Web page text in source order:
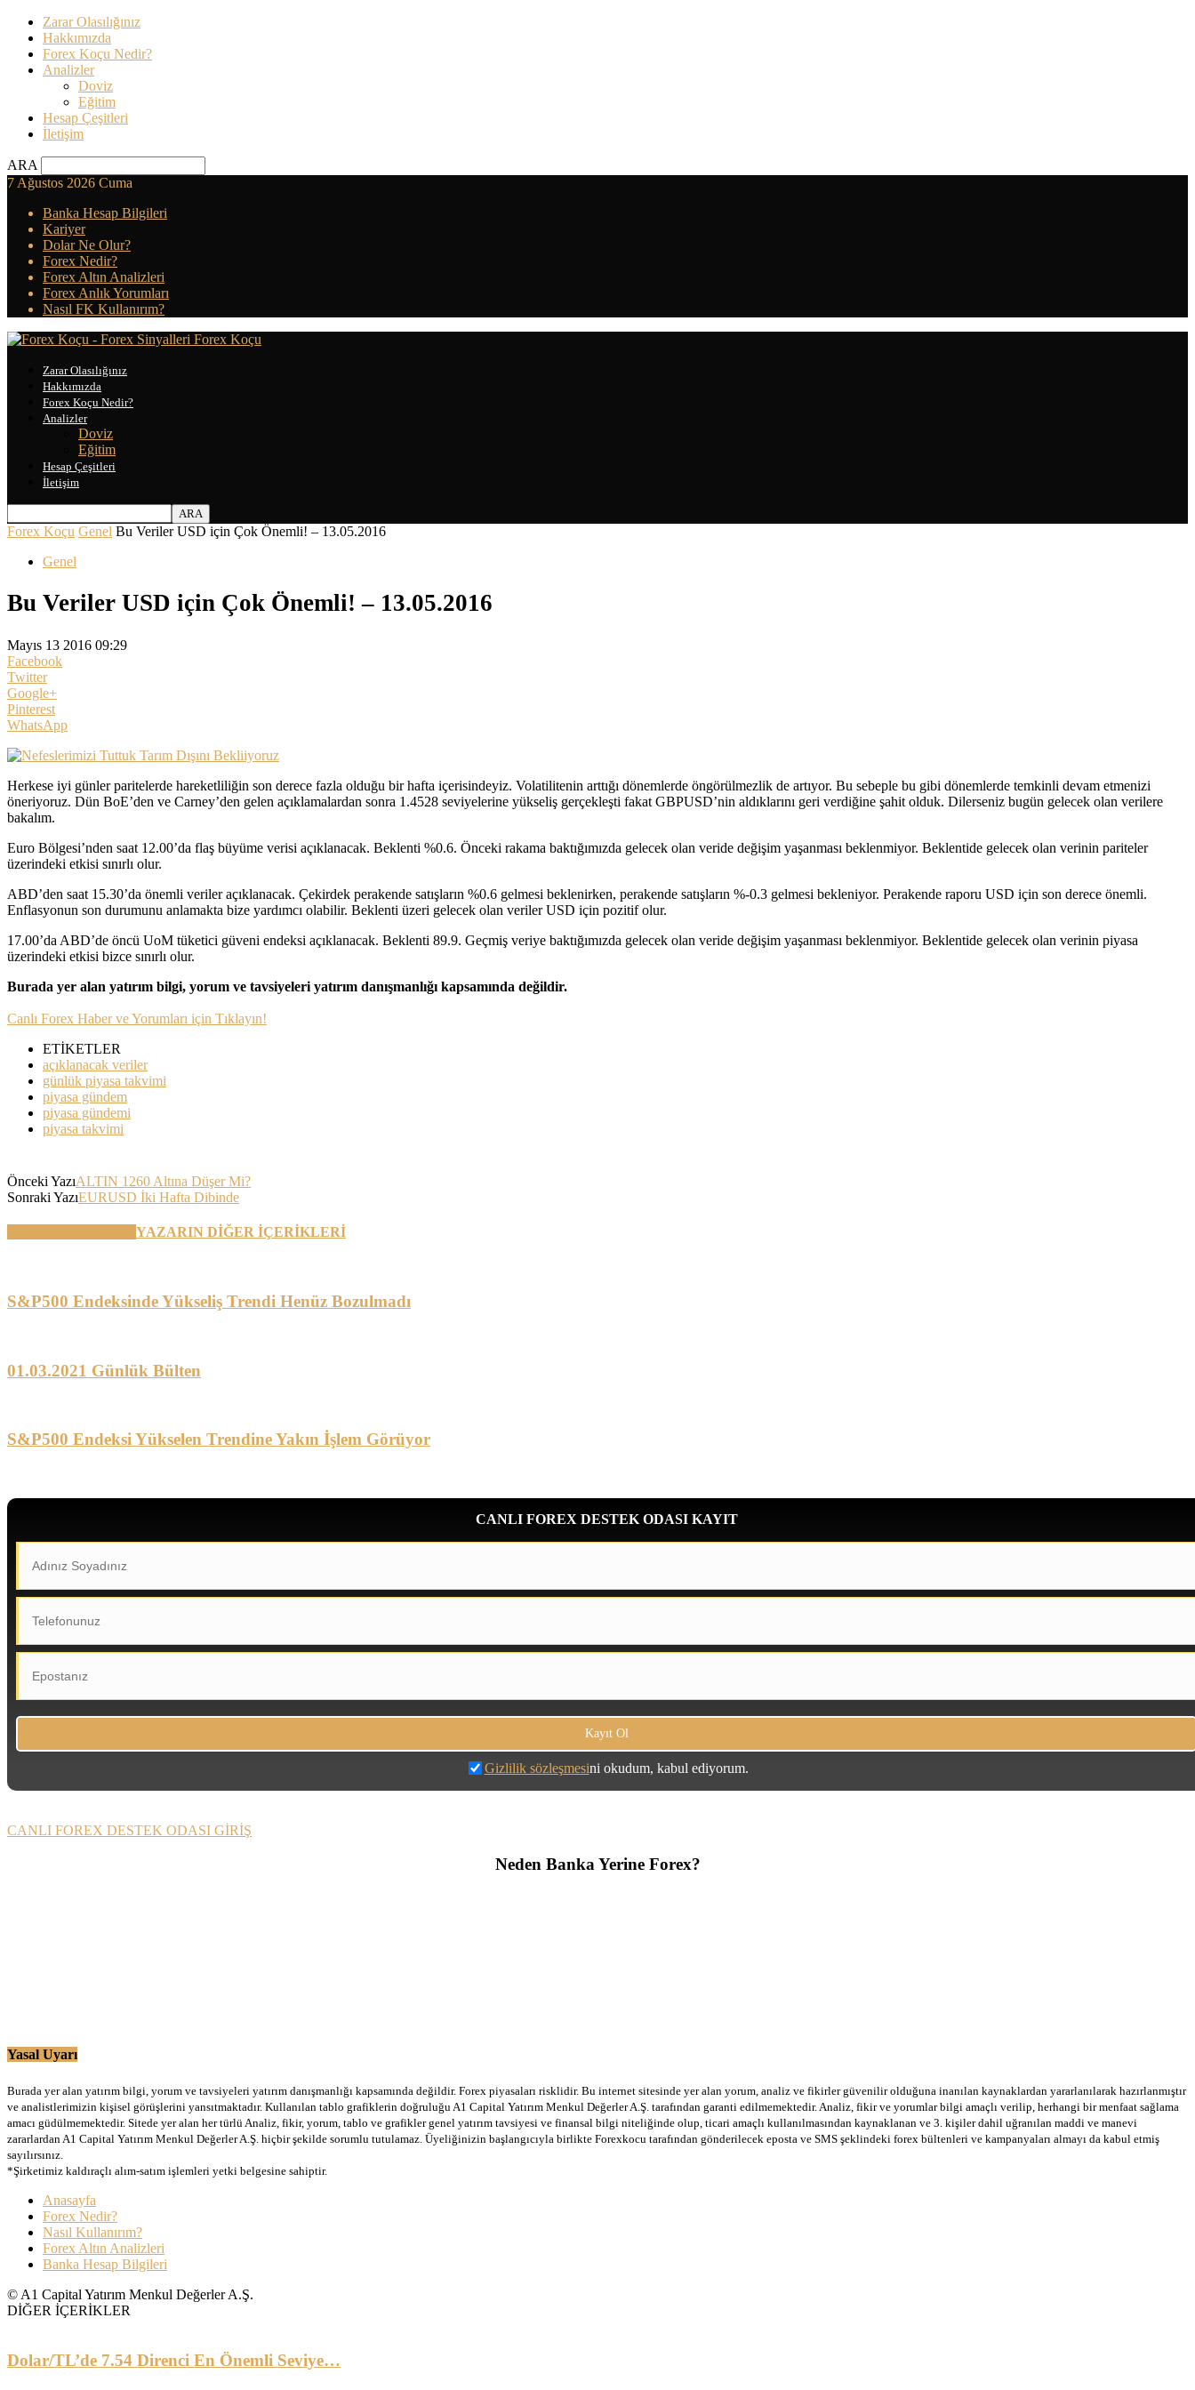
Zarar Olasılığınız
Hakkımızda
Forex Koçu Nedir?
Analizler
Doviz
Eğitim
Hesap Çeşitleri
İletişim
ARA
7 Ağustos 2026 Cuma
Banka Hesap Bilgileri
Kariyer
Dolar Ne Olur?
Forex Nedir?
Forex Altın Analizleri
Forex Anlık Yorumları
Nasıl FK Kullanırım?
Forex Koçu
Zarar Olasılığınız
Hakkımızda
Forex Koçu Nedir?
Analizler
Doviz
Eğitim
Hesap Çeşitleri
İletişim
Forex Koçu Genel Bu Veriler USD için Çok Önemli! – 13.05.2016
Genel
Bu Veriler USD için Çok Önemli! – 13.05.2016
Mayıs 13 2016 09:29
Facebook
Twitter
Google+
Pinterest
WhatsApp
Herkese iyi günler paritelerde hareketliliğin son derece fazla olduğu bir hafta içerisindeyiz. Volatilitenin arttığı dönemlerde öngörülmezlik de artıyor. Bu sebeple bu gibi dönemlerde temkinli devam etmenizi
öneriyoruz. Dün BoE’den ve Carney’den gelen açıklamalardan sonra 1.4528 seviyelerine yükseliş gerçekleşti fakat GBPUSD’nin aldıklarını geri verdiğine şahit olduk. Dilerseniz bugün gelecek olan verilere
bakalım.
Euro Bölgesi’nden saat 12.00’da flaş büyüme verisi açıklanacak. Beklenti %0.6. Önceki rakama baktığımızda gelecek olan veride değişim yaşanması beklenmiyor. Beklentide gelecek olan verinin pariteler
üzerindeki etkisi sınırlı olur.
ABD’den saat 15.30’da önemli veriler açıklanacak. Çekirdek perakende satışların %0.6 gelmesi beklenirken, perakende satışların %-0.3 gelmesi bekleniyor. Perakende raporu USD için son derece önemli.
Enflasyonun son durumunu anlamakta bize yardımcı olabilir. Beklenti üzeri gelecek olan veriler USD için pozitif olur.
17.00’da ABD’de öncü UoM tüketici güveni endeksi açıklanacak. Beklenti 89.9. Geçmiş veriye baktığımızda gelecek olan veride değişim yaşanması beklenmiyor. Beklentide gelecek olan verinin piyasa
üzerindeki etkisi bizce sınırlı olur.
Burada yer alan yatırım bilgi, yorum ve tavsiyeleri yatırım danışmanlığı kapsamında değildir.
Canlı Forex Haber ve Yorumları için Tıklayın!
ETİKETLER
açıklanacak veriler
günlük piyasa takvimi
piyasa gündem
piyasa gündemi
piyasa takvimi
Önceki YazıALTIN 1260 Altına Düşer Mi?
Sonraki YazıEURUSD İki Hafta Dibinde
YAZARIN DİĞER İÇERİKLERİ
S&P500 Endeksinde Yükseliş Trendi Henüz Bozulmadı
01.03.2021 Günlük Bülten
S&P500 Endeksi Yükselen Trendine Yakın İşlem Görüyor
CANLI FOREX DESTEK ODASI KAYIT
Gizlilik sözleşmesini okudum, kabul ediyorum.
CANLI FOREX DESTEK ODASI GİRİŞ
Neden Banka Yerine Forex?
Yasal Uyarı
Burada yer alan yatırım bilgi, yorum ve tavsiyeleri yatırım danışmanlığı kapsamında değildir. Forex piyasaları risklidir. Bu internet sitesinde yer alan yorum, analiz ve fikirler güvenilir olduğuna inanılan kaynaklardan yararlanılarak hazırlanmıştır
ve analistlerimizin kişisel görüşlerini yansıtmaktadır. Kullanılan tablo grafiklerin doğruluğu A1 Capital Yatırım Menkul Değerler A.Ş. tarafından garanti edilmemektedir. Analiz, fikir ve yorumlar bilgi amaçlı verilip, herhangi bir menfaat sağlama
amacı güdülmemektedir. Sitede yer alan her türlü Analiz, fikir, yorum, tablo ve grafikler genel yatırım tavsiyesi ve finansal bilgi niteliğinde olup, ticari amaçlı kullanılmasından kaynaklanan ve 3. kişiler dahil uğranılan maddi ve manevi
zararlardan A1 Capital Yatırım Menkul Değerler A.Ş. hiçbir şekilde sorumlu tutulamaz. Üyeliğinizin başlangıcıyla birlikte Forexkocu tarafından gönderilecek eposta ve SMS şeklindeki forex bültenleri ve kampanyaları almayı da kabul etmiş
sayılırsınız.
*Şirketimiz kaldıraçlı alım-satım işlemleri yetki belgesine sahiptir.
Anasayfa
Forex Nedir?
Nasıl Kullanırım?
Forex Altın Analizleri
Banka Hesap Bilgileri
© A1 Capital Yatırım Menkul Değerler A.Ş.
DİĞER İÇERİKLER
Dolar/TL’de 7.54 Direnci En Önemli Seviye…